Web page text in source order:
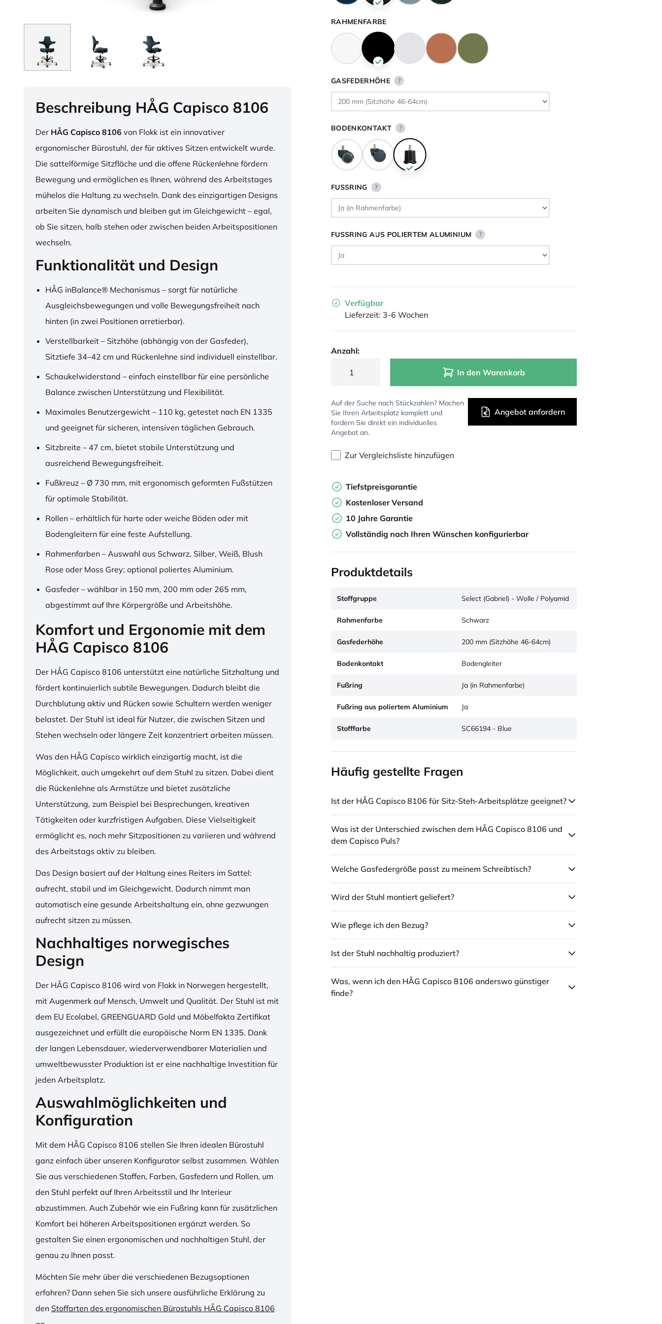
Beschreibung HÅG Capisco 8106
Der HÅG Capisco 8106 von Flokk ist ein innovativer
ergonomischer Bürostuhl, der für aktives Sitzen entwickelt wurde.
Die sattelförmige Sitzfläche und die offene Rückenlehne fördern
Bewegung und ermöglichen es Ihnen, während des Arbeitstages
mühelos die Haltung zu wechseln. Dank des einzigartigen Designs
arbeiten Sie dynamisch und bleiben gut im Gleichgewicht – egal,
ob Sie sitzen, halb stehen oder zwischen beiden Arbeitspositionen
wechseln.
Funktionalität und Design
HÅG inBalance® Mechanismus – sorgt für natürliche
Ausgleichsbewegungen und volle Bewegungsfreiheit nach
hinten (in zwei Positionen arretierbar).
Verstellbarkeit – Sitzhöhe (abhängig von der Gasfeder),
Sitztiefe 34–42 cm und Rückenlehne sind individuell einstellbar.
Schaukelwiderstand – einfach einstellbar für eine persönliche
Balance zwischen Unterstützung und Flexibilität.
Maximales Benutzergewicht – 110 kg, getestet nach EN 1335
und geeignet für sicheren, intensiven täglichen Gebrauch.
Sitzbreite – 47 cm, bietet stabile Unterstützung und
ausreichend Bewegungsfreiheit.
Fußkreuz – Ø 730 mm, mit ergonomisch geformten Fußstützen
für optimale Stabilität.
Rollen – erhältlich für harte oder weiche Böden oder mit
Bodengleitern für eine feste Aufstellung.
Rahmenfarben – Auswahl aus Schwarz, Silber, Weiß, Blush
Rose oder Moss Grey; optional poliertes Aluminium.
Gasfeder – wählbar in 150 mm, 200 mm oder 265 mm,
abgestimmt auf Ihre Körpergröße und Arbeitshöhe.
Komfort und Ergonomie mit dem
HÅG Capisco 8106
Der HÅG Capisco 8106 unterstützt eine natürliche Sitzhaltung und
fördert kontinuierlich subtile Bewegungen. Dadurch bleibt die
Durchblutung aktiv und Rücken sowie Schultern werden weniger
belastet. Der Stuhl ist ideal für Nutzer, die zwischen Sitzen und
Stehen wechseln oder längere Zeit konzentriert arbeiten müssen.
Was den HÅG Capisco wirklich einzigartig macht, ist die
Möglichkeit, auch umgekehrt auf dem Stuhl zu sitzen. Dabei dient
die Rückenlehne als Armstütze und bietet zusätzliche
Unterstützung, zum Beispiel bei Besprechungen, kreativen
Tätigkeiten oder kurzfristigen Aufgaben. Diese Vielseitigkeit
ermöglicht es, noch mehr Sitzpositionen zu variieren und während
des Arbeitstags aktiv zu bleiben.
Das Design basiert auf der Haltung eines Reiters im Sattel:
aufrecht, stabil und im Gleichgewicht. Dadurch nimmt man
automatisch eine gesunde Arbeitshaltung ein, ohne gezwungen
aufrecht sitzen zu müssen.
Nachhaltiges norwegisches
Design
Der HÅG Capisco 8106 wird von Flokk in Norwegen hergestellt,
mit Augenmerk auf Mensch, Umwelt und Qualität. Der Stuhl ist mit
dem EU Ecolabel, GREENGUARD Gold und Möbelfakta Zertifikat
ausgezeichnet und erfüllt die europäische Norm EN 1335. Dank
der langen Lebensdauer, wiederverwendbarer Materialien und
umweltbewusster Produktion ist er eine nachhaltige Investition für
jeden Arbeitsplatz.
Auswahlmöglichkeiten und
Konfiguration
Mit dem HÅG Capisco 8106 stellen Sie Ihren idealen Bürostuhl
ganz einfach über unseren Konfigurator selbst zusammen. Wählen
Sie aus verschiedenen Stoffen, Farben, Gasfedern und Rollen, um
den Stuhl perfekt auf Ihren Arbeitsstil und Ihr Interieur
abzustimmen. Auch Zubehör wie ein Fußring kann für zusätzlichen
Komfort bei höheren Arbeitspositionen ergänzt werden. So
gestalten Sie einen ergonomischen und nachhaltigen Stuhl, der
genau zu Ihnen passt.
Möchten Sie mehr über die verschiedenen Bezugsoptionen
erfahren? Dann sehen Sie sich unsere ausführliche Erklärung zu
den Stoffarten des ergonomischen Bürostuhls HÅG Capisco 8106
RAHMENFARBE
GASFEDERHÖHE ?
BODENKONTAKT ?
FUSSRING ?
FUSSRING AUS POLIERTEM ALUMINIUM ?
Verfügbar
Lieferzeit: 3-6 Wochen
Anzahl:
In den Warenkorb
Auf der Suche nach Stückzahlen? Machen
Sie Ihren Arbeitsplatz komplett und
fordern Sie direkt ein individuelles
Angebot an.
Angebot anfordern
Zur Vergleichsliste hinzufügen
Tiefstpreisgarantie
Kostenloser Versand
10 Jahre Garantie
Vollständig nach Ihren Wünschen konfigurierbar
Produktdetails
Stoffgruppe Select (Gabriel) - Wolle / Polyamid
Rahmenfarbe Schwarz
Gasfederhöhe 200 mm (Sitzhöhe 46-64cm)
Bodenkontakt Bodengleiter
Fußring Ja (in Rahmenfarbe)
Fußring aus poliertem Aluminium Ja
Stofffarbe SC66194 - Blue
Häufig gestellte Fragen
Ist der HÅG Capisco 8106 für Sitz-Steh-Arbeitsplätze geeignet?
Was ist der Unterschied zwischen dem HÅG Capisco 8106 und
dem Capisco Puls?
Welche Gasfedergröße passt zu meinem Schreibtisch?
Wird der Stuhl montiert geliefert?
Wie pflege ich den Bezug?
Ist der Stuhl nachhaltig produziert?
Was, wenn ich den HÅG Capisco 8106 anderswo günstiger
finde?